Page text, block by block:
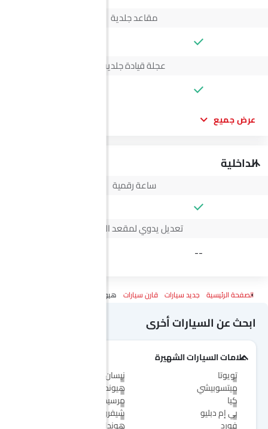
مقاعد جلدية
عجلة قيادة جلدية
عرض جميع
الداخلية
ساعة رقمية
تعديل يدوي لمقعد السائق
--
الصفحة الرئيسية جديد سيارات قارن سيارات هيونداي كريتا Vs ج إم سي فيجوس
ابحث عن السيارات أخرى
علامات السيارات الشهيرة
تويوتا
نيسان
ميتسوبيشي
هيونداي
كيا
مرسيدس-بنز
بي إم دبليو
شيفروليه
فورد
هوندا